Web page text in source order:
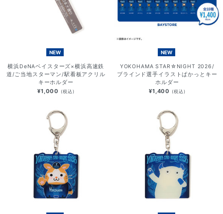
NEW
横浜DeNAベイスターズ×横浜高速鉄
道/ご当地スターマン/駅看板アクリル
キーホルダー
¥1,000 (税込)
NEW
YOKOHAMA STAR☆NIGHT 2026/
ブラインド選手イラストぱかっとキー
ホルダー
¥1,400 (税込)